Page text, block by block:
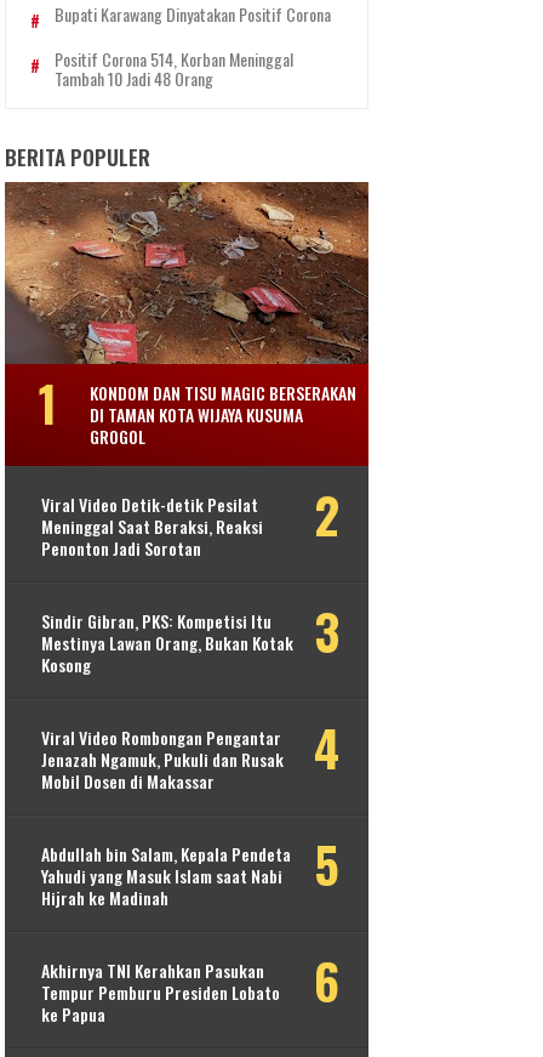
Bupati Karawang Dinyatakan Positif Corona
Positif Corona 514, Korban Meninggal
Tambah 10 Jadi 48 Orang
BERITA POPULER
KONDOM DAN TISU MAGIC BERSERAKAN
DI TAMAN KOTA WIJAYA KUSUMA
GROGOL
Viral Video Detik-detik Pesilat
Meninggal Saat Beraksi, Reaksi
Penonton Jadi Sorotan
Sindir Gibran, PKS: Kompetisi Itu
Mestinya Lawan Orang, Bukan Kotak
Kosong
Viral Video Rombongan Pengantar
Jenazah Ngamuk, Pukuli dan Rusak
Mobil Dosen di Makassar
Abdullah bin Salam, Kepala Pendeta
Yahudi yang Masuk Islam saat Nabi
Hijrah ke Madinah
Akhirnya TNI Kerahkan Pasukan
Tempur Pemburu Presiden Lobato
ke Papua